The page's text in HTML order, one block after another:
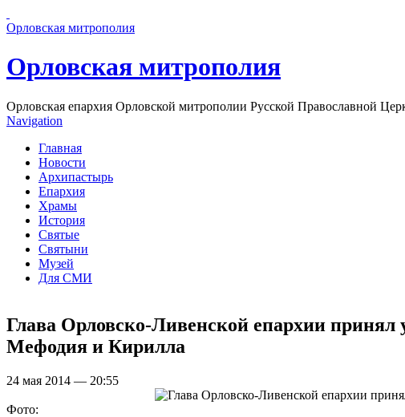
Орловская митрополия
Орловская митрополия
Орловская епархия Орловской митрополии Русской Православной
Navigation
Главная
Новости
Архипастырь
Епархия
Храмы
История
Святые
Святыни
Музей
Для СМИ
Глава Орловско-Ливенской епархии
Мефодия и Кирилла
24 мая 2014 — 20:55
Фото: